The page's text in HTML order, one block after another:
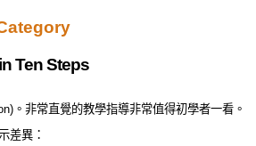
Ten Steps
。非常直覺的教學指導非常值得初學者一看。
差異：